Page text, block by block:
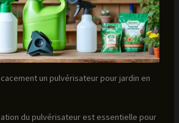
un pulvérisateur pour jardin en
du pulvérisateur est essentielle pour